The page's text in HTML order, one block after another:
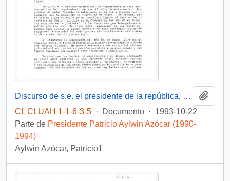
Discurso de s.e. el presidente de la república, D. Patricio Aylwin Azócar en la XXI convención nacional ordinaria de la asociación de magistrados del poder judicial.
CL CLUAH 1-1-6-3-5 · Documento · 1993-10-22
Parte de Presidente Patricio Aylwin Azócar (1990-
1994)
Aylwin Azócar, Patricio1